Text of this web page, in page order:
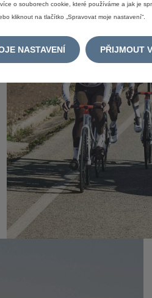
o souborech cookie, které používáme a jak je
kliknout na tlačítko „Spravovat moje nastavení“.
NASTAVENÍ PŘIJMOUT